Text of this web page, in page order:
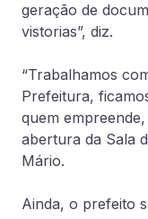
geração de
vistorias”, diz.
“Trabalhamos
Prefeitura,
quem
abertura da Sala
Mário.
Ainda, o prefeito